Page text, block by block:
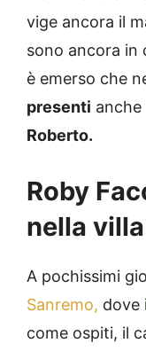
vige ancora il
sono ancora in
è emerso che
presenti anche
Roberto.
Roby
nella
A pochissimi
Sanremo, dove
come ospiti, il